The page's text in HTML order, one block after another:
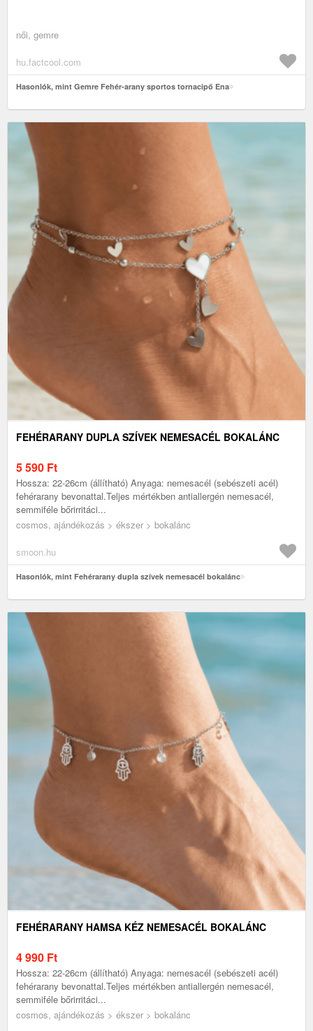
női, gemre
hu.factcool.com
Hasonlók, mint Gemre Fehér-arany sportos tornacipő Ena
FEHÉRARANY DUPLA SZÍVEK NEMESACÉL BOKALÁNC
5 590 Ft
Hossza: 22-26cm (állítható) Anyaga: nemesacél (sebészeti acél)
fehérarany bevonattal.Teljes mértékben antiallergén nemesacél,
semmiféle bőrirritáci...
cosmos, ajándékozás > ékszer > bokalánc
smoon.hu
Hasonlók, mint Fehérarany dupla szívek nemesacél bokalánc
FEHÉRARANY HAMSA KÉZ NEMESACÉL BOKALÁNC
4 990 Ft
Hossza: 22-26cm (állítható) Anyaga: nemesacél (sebészeti acél)
fehérarany bevonattal.Teljes mértékben antiallergén nemesacél,
semmiféle bőrirritáci...
cosmos, ajándékozás > ékszer > bokalánc